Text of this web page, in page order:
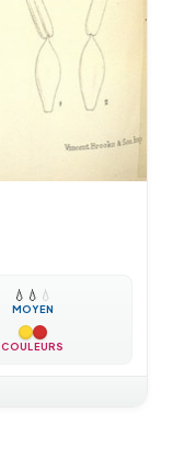
💧 💧 💧
MOYEN
COULEURS